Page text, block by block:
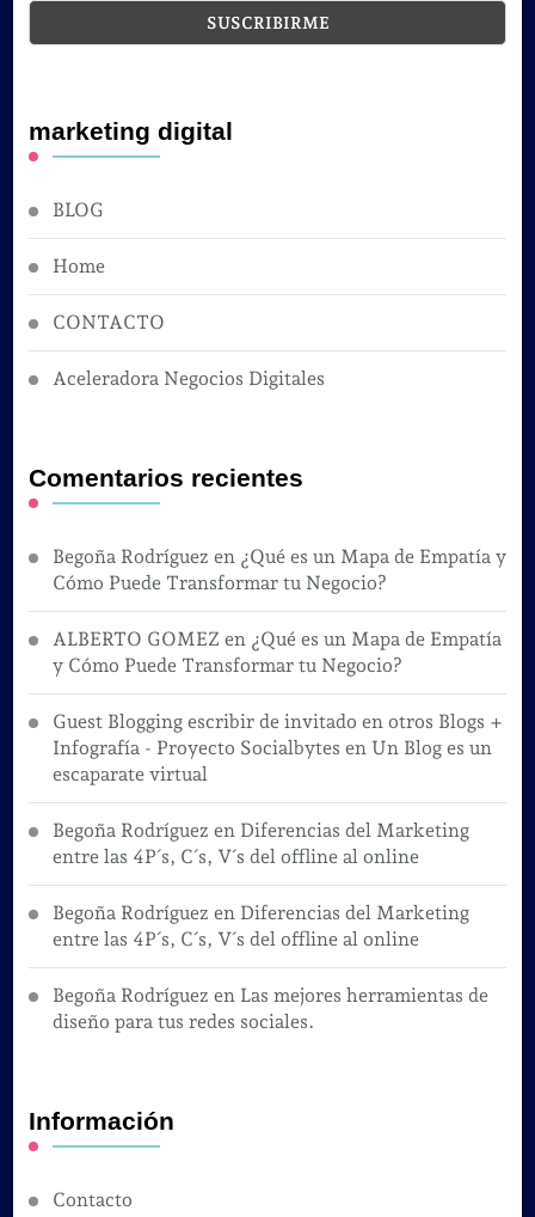
marketing digital
BLOG
Home
CONTACTO
Aceleradora Negocios Digitales
Comentarios recientes
Begoña Rodríguez en ¿Qué es un Mapa de Empatía y
Cómo Puede Transformar tu Negocio?
ALBERTO GOMEZ en ¿Qué es un Mapa de Empatía
y Cómo Puede Transformar tu Negocio?
Guest Blogging escribir de invitado en otros Blogs +
Infografía - Proyecto Socialbytes en Un Blog es un
escaparate virtual
Begoña Rodríguez en Diferencias del Marketing
entre las 4P´s, C´s, V´s del offline al online
Begoña Rodríguez en Diferencias del Marketing
entre las 4P´s, C´s, V´s del offline al online
Begoña Rodríguez en Las mejores herramientas de
diseño para tus redes sociales.
Información
Contacto